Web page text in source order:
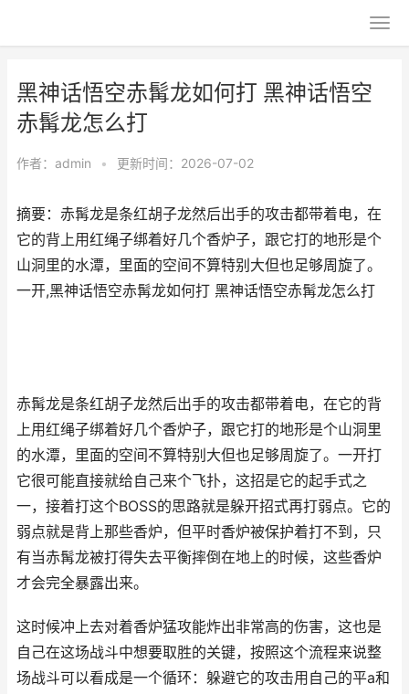
黑神话悟空赤髯龙如何打 黑神话悟空
赤髯龙怎么打
作者： admin • 更新时间：2026-07-02
摘要：赤髯龙是条红胡子龙然后出手的攻击都带着电，在
它的背上用红绳子绑着好几个香炉子，跟它打的地形是个
山洞里的水潭，里面的空间不算特别大但也足够周旋了。
一开,黑神话悟空赤髯龙如何打 黑神话悟空赤髯龙怎么打
赤髯龙是条红胡子龙然后出手的攻击都带着电，在它的背
上用红绳子绑着好几个香炉子，跟它打的地形是个山洞里
的水潭，里面的空间不算特别大但也足够周旋了。一开打
它很可能直接就给自己来个飞扑，这招是它的起手式之
一，接着打这个BOSS的思路就是躲开招式再打弱点。它的
弱点就是背上那些香炉，但平时香炉被保护着打不到，只
有当赤髯龙被打得失去平衡摔倒在地上的时候，这些香炉
才会完全暴露出来。
这时候冲上去对着香炉猛攻能炸出非常高的伤害，这也是
自己在这场战斗中想要取胜的关键，按照这个流程来说整
场战斗可以看成是一个循环：躲避它的攻击用自己的平a和